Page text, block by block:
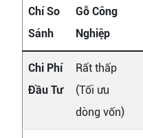
Chí So
Sánh
Gỗ Công
Nghiệp
Chi Phí
Đầu Tư
Rất thấp
(Tối ưu
dòng vốn)